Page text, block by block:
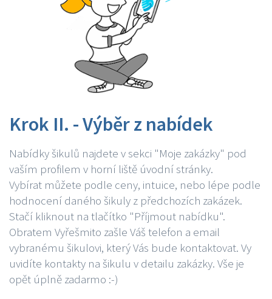
Krok II. - Výběr z nabídek
Nabídky šikulů najdete v sekci "Moje zakázky" pod
vaším profilem v horní liště úvodní stránky.
Vybírat můžete podle ceny, intuice, nebo lépe podle
hodnocení daného šikuly z předchozích zakázek.
Stačí kliknout na tlačítko "Příjmout nabídku".
Obratem Vyřešmito zašle Váš telefon a email
vybranému šikulovi, který Vás bude kontaktovat. Vy
uvidíte kontakty na šikulu v detailu zakázky. Vše je
opět úplně zadarmo :-)